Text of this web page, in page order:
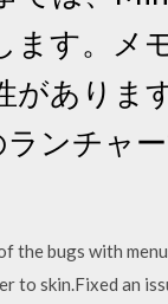
ます。メ
がありま
ンチャ
the bugs with
to skin.Fixed an